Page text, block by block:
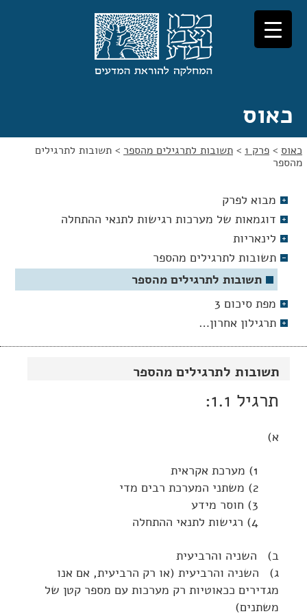
לתוכן
לניווט
כאוס
כאוס > פרק 1 > תשובות לתרגילים מהספר > תשובות לתרגילים
מהספר
תשובות לתרגילים מהספר
תרגיל 1.1:
א)
1) מערכת אקראית
2) משתני המערכת רבים מדי
3) חוסר מידע
4) רגישות לתנאי ההתחלה
ב) השניה והרביעית
ג) השניה והרביעית (או רק הרביעית, אם אנו
מגדירים ככאוטיות רק מערכות עם מספר קטן של
משתנים)
מבוא לפרק
דוגמאות של מערכות רגישות לתנאי ההתחלה
לינאריות
תשובות לתרגילים מהספר
תשובות לתרגילים מהספר
מפת סיכום 3
תרגילון אחרון…